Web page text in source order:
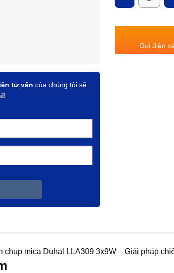
tư vấn của chúng tôi sẽ
Gọi điện
chụp mica Duhal LLA309 3x9W – Giải pháp